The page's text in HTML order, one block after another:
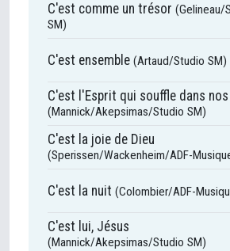
C'est comme un trésor (Gelineau/
SM)
C'est ensemble (Artaud/Studio SM)
C'est l'Esprit qui souffle dans
(Mannick/Akepsimas/Studio SM)
C'est la joie de Dieu
(Sperissen/Wackenheim/ADF-
C'est la nuit (Colombier/ADF-
C'est lui, Jésus
(Mannick/Akepsimas/Studio SM)